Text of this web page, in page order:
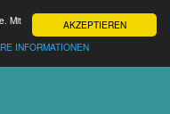
AKZEPTIEREN
Mit
INFORMATIONEN